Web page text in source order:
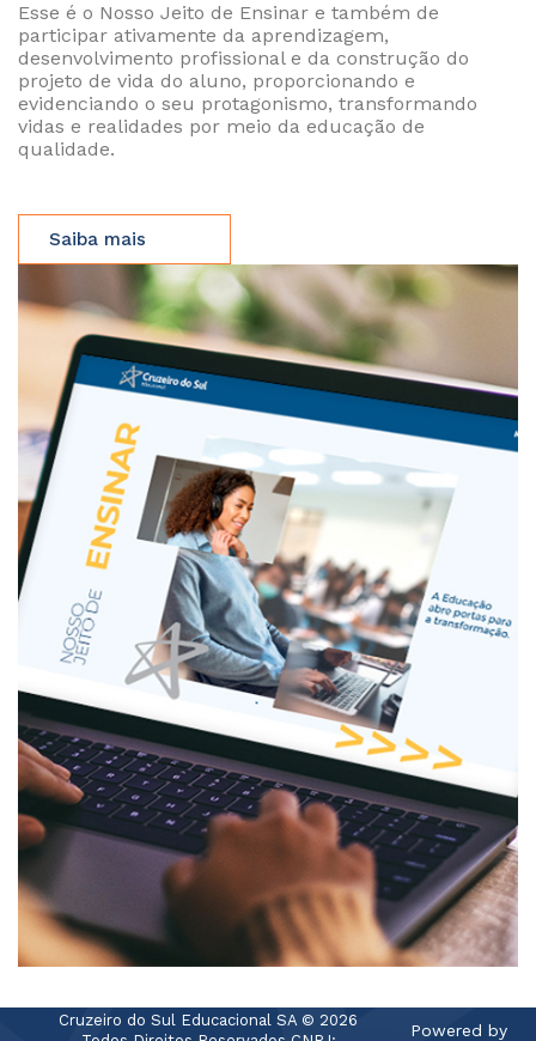
Esse é o Nosso Jeito de Ensinar e também de
participar ativamente da aprendizagem,
desenvolvimento profissional e da construção do
projeto de vida do aluno, proporcionando e
evidenciando o seu protagonismo, transformando
vidas e realidades por meio da educação de
qualidade.
Saiba mais
Cruzeiro do Sul Educacional SA © 2026
Powered by